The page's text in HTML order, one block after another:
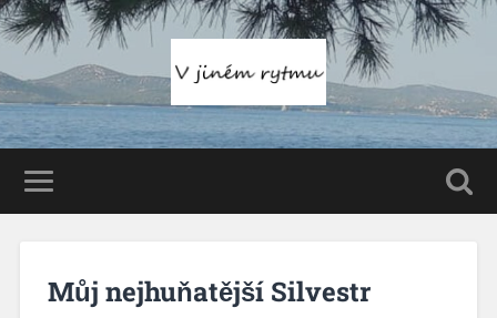
Můj nejhuňatější Silvestr